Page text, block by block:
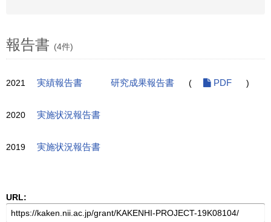
報告書 (4件)
2021 実績報告書 研究成果報告書 ( PDF )
2020 実施状況報告書
2019 実施状況報告書
URL: